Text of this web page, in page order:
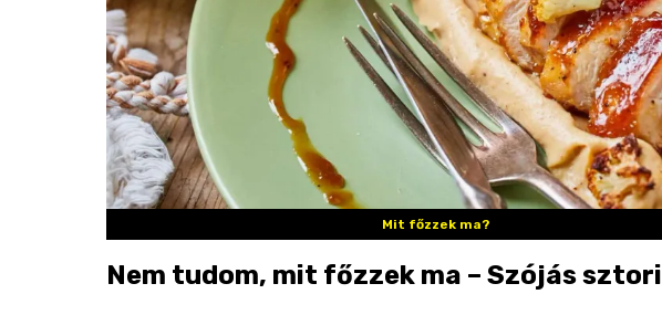
Mit főzzek ma?
Nem tudom, mit főzzek ma – Szójás sztori